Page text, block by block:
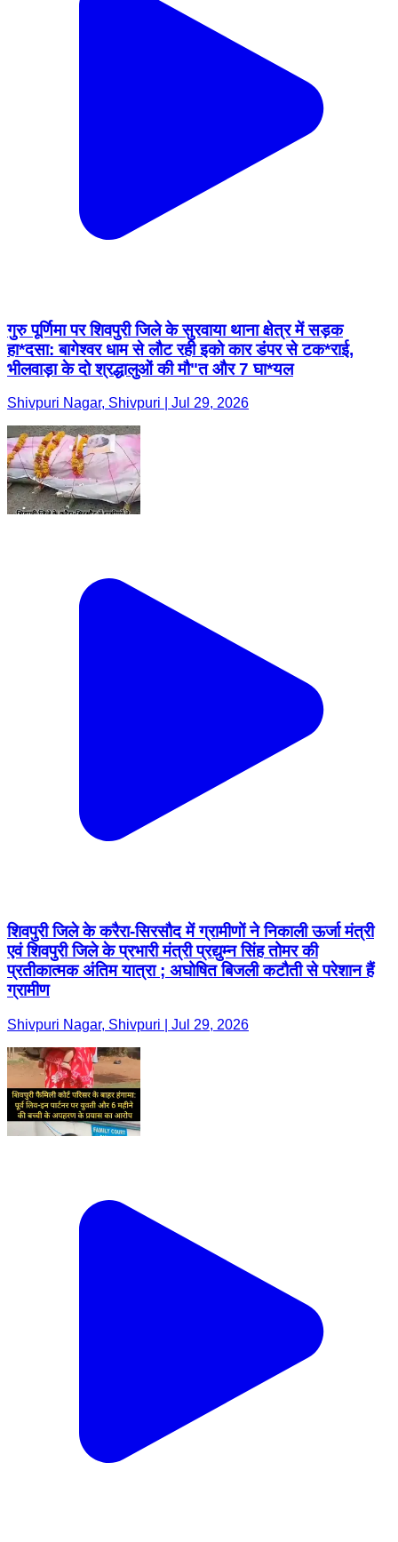
गुरु पूर्णिमा पर शिवपुरी जिले के सुरवाया थाना क्षेत्र में सड़क
हा*दसा: बागेश्वर धाम से लौट रही इको कार डंपर से टक*राई,
भीलवाड़ा के दो श्रद्धालुओं की मौ"त और 7 घा*यल
Shivpuri Nagar, Shivpuri | Jul 29, 2026
शिवपुरी जिले के करैरा-सिरसौद में ग्रामीणों ने निकाली ऊर्जा मंत्री
एवं शिवपुरी जिले के प्रभारी मंत्री प्रद्युम्न सिंह तोमर की
प्रतीकात्मक अंतिम यात्रा ; अघोषित बिजली कटौती से परेशान हैं
ग्रामीण
Shivpuri Nagar, Shivpuri | Jul 29, 2026